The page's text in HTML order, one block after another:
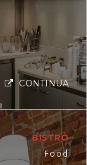
CONTINUA
BISTRÒ
Food